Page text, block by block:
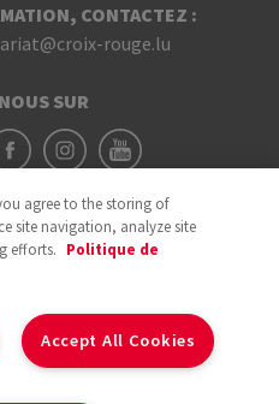
CONTACTEZ :
rouge.lu
SUR
agree to the storing of
site navigation, analyze site
efforts. Politique de
Accept All Cookies